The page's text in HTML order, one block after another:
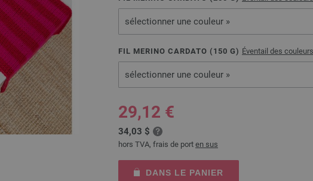
sélectionner une couleur »
FIL MERINO CARDATO ( 150 G) Éventail des couleurs
sélectionner une couleur »
29,12 €
34,03 $
hors TVA, frais de port en sus
DANS LE PANIER